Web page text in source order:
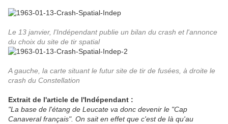
Le 13 janvier, l'Indépendant publie un bilan du crash et l'annonce
du choix du site de tir spatial
A gauche, la carte situant le futur site de tir de fusées, à droite le
crash du Constellation
Extrait de l'article de l'Indépendant :
"La base de l'étang de Leucate va donc devenir le "Cap
Canaveral français". On sait en effet que c'est de là qu'au